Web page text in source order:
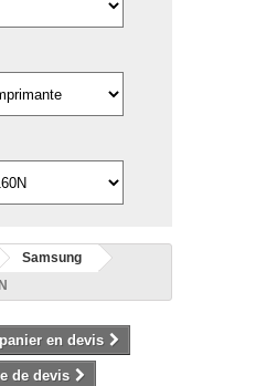
Samsung
en devis
de devis